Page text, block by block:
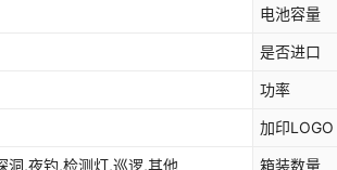
电池容量
是否进口
功率
加印LOGO
洞,夜钓,检测灯,巡逻,其他 箱装数量